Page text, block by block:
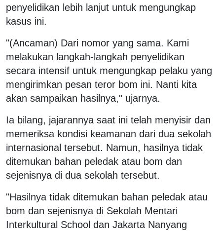
penyelidikan lebih lanjut untuk mengungkap
kasus ini.
"(Ancaman) Dari nomor yang sama. Kami
melakukan langkah-langkah penyelidikan
secara intensif untuk mengungkap pelaku yang
mengirimkan pesan teror bom ini. Nanti kita
akan sampaikan hasilnya," ujarnya.
Ia bilang, jajarannya saat ini telah menyisir dan
memeriksa kondisi keamanan dari dua sekolah
internasional tersebut. Namun, hasilnya tidak
ditemukan bahan peledak atau bom dan
sejenisnya di dua sekolah tersebut.
"Hasilnya tidak ditemukan bahan peledak atau
bom dan sejenisnya di Sekolah Mentari
Interkultural School dan Jakarta Nanyang